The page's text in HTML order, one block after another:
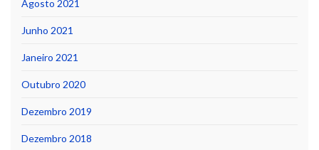
Agosto 2021
Junho 2021
Janeiro 2021
Outubro 2020
Dezembro 2019
Dezembro 2018